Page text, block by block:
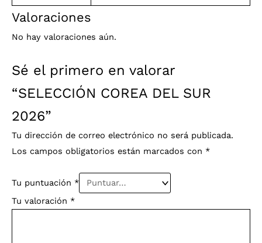
Valoraciones
No hay valoraciones aún.
Sé el primero en valorar
“SELECCIÓN COREA DEL SUR
2026”
Tu dirección de correo electrónico no será publicada.
Los campos obligatorios están marcados con *
Tu puntuación *
Tu valoración *